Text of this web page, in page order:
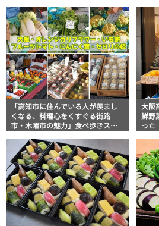
「高知市に住んでいる人が羨まし
くなる、料理心をくすぐる街路
市・木曜市の魅力」食べ歩きス
その87
大阪
鮮野
った